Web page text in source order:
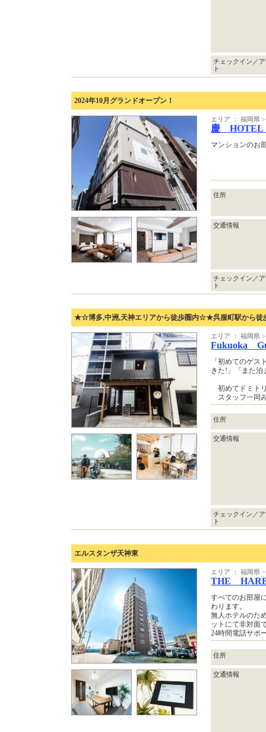
チェックイン／
ト
2024年10月グランドオープン！
エリア ： 福岡県
慶
マンションのお
住所
交通情報
チェックイン／
ト
★☆博多,中洲,天神エリアから徒歩圏内☆★呉服町駅から徒
エリア ： 福岡県
Fukuoka
「初めてのゲ
きた!」「また
初めてドミト
スタッフ一同
住所
交通情報
チェックイン／
ト
エルスタンザ天神東
エリア ： 福岡県
THE
すべてのお部屋
わります。
無人ホテルのた
ットにて非対面
24時間電話サポ
住所
交通情報